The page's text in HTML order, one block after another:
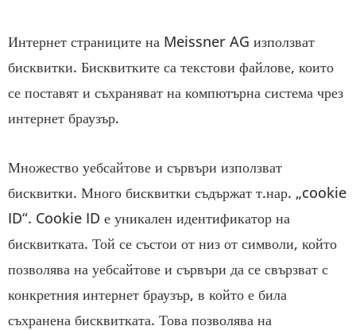
Интернет страниците на Meissner AG използват
бисквитки. Бисквитките са текстови файлове, които
се поставят и съхраняват на компютърна система чрез
интернет браузър.
Множество уебсайтове и сървъри използват
бисквитки. Много бисквитки съдържат т.нар. „cookie
ID“. Cookie ID е уникален идентификатор на
бисквитката. Той се състои от низ от символи, който
позволява на уебсайтове и сървъри да се свързват с
конкретния интернет браузър, в който е била
съхранена бисквитката. Това позволява на